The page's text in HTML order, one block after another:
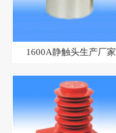
1600A静触头生产厂家